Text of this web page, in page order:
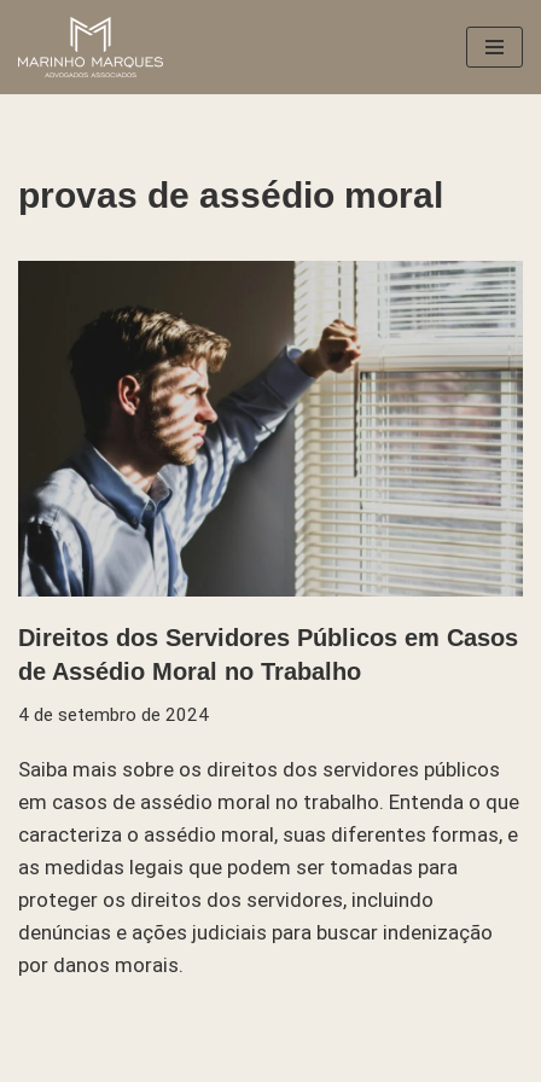
Pular
para
provas de assédio moral
Direitos dos Servidores Públicos em Casos
de Assédio Moral no Trabalho
4 de setembro de 2024
Saiba mais sobre os direitos dos servidores públicos
em casos de assédio moral no trabalho. Entenda o que
caracteriza o assédio moral, suas diferentes formas, e
as medidas legais que podem ser tomadas para
proteger os direitos dos servidores, incluindo
denúncias e ações judiciais para buscar indenização
por danos morais.